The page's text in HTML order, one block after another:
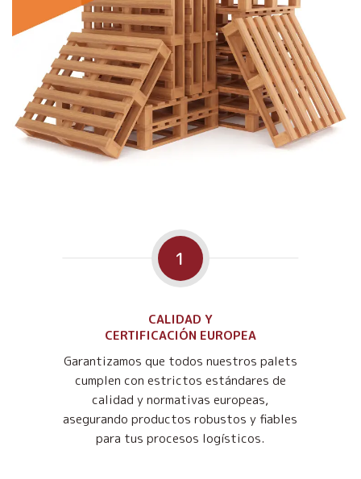
1
CALIDAD Y
CERTIFICACIÓN EUROPEA
Garantizamos que todos nuestros palets
cumplen con estrictos estándares de
calidad y normativas europeas,
asegurando productos robustos y fiables
para tus procesos logísticos.